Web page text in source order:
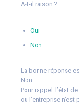
A-t-il raison ?
Oui
Non
La bonne réponse
Non
Pour rappel, l’état
où l’entreprise